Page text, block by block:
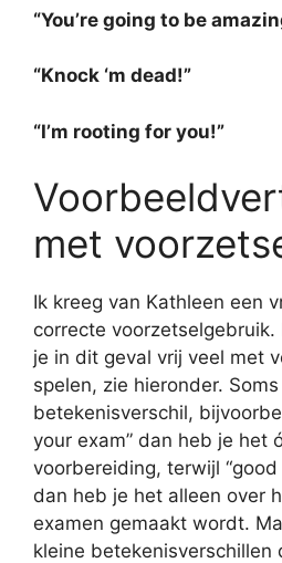
“You’re going to be
“Knock ‘m dead!”
“I’m rooting for you!”
met
Ik kreeg van Kathleen een
correcte
je in dit geval vrij veel met
spelen, zie hieronder.
betekenisverschil,
your exam” dan heb je het
voorbereiding, terwijl
dan heb je het alleen over
examen gemaakt wordt.
kleine betekenisverschillen